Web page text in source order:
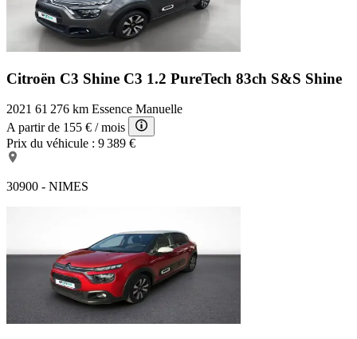
Citroën C3 Shine C3 1.2 PureTech 83ch S&S Shine
2021 61 276 km Essence Manuelle
A partir de 155 € / mois
Prix du véhicule : 9 389 €
30900 - NIMES